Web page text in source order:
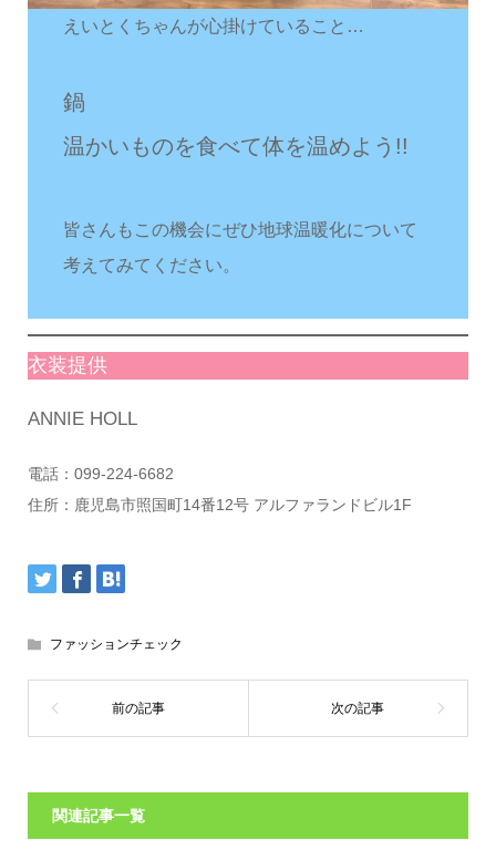
えいとくちゃんが心掛けていること…
鍋
温かいものを食べて体を温めよう!!
皆さんもこの機会にぜひ地球温暖化について
考えてみてください。
衣装提供
ANNIE HOLL
電話：099-224-6682
住所：鹿児島市照国町14番12号 アルファランドビル1F
ファッションチェック
関連記事一覧